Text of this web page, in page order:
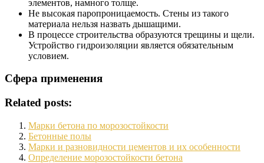
элементов, намного толще.
Не высокая паропроницаемость. Стены из такого
материала нельзя назвать дышащими.
В процессе строительства образуются трещины и щели.
Устройство гидроизоляции является обязательным
условием.
Сфера применения
Related posts:
Марки бетона по морозостойкости
Бетонные полы
Марки и разновидности цементов и их особенности
Определение морозостойкости бетона